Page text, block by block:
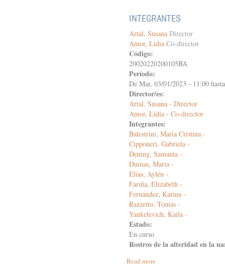
formas
alteridad
cultural
INTEGRANTES
Artal, Susana Director
Amor, Lidia Co-director
Código:
20020220200105BA
Período:
De Mar, 03/01/2023 - 11:00
Director/es:
Artal, Susana - Director
Amor, Lidia - Co-director
Integrantes:
Balestrini, María Cristina -
Cipponeri, Gabriela -
Dening, Samanta -
Dumas, María -
Elías, Aylén -
Fariña, Elizabeth -
Fernández, Karina -
Razzetto, Tomás -
Yankelevich, Kaila -
Estado:
En curso
Rostros de la alteridad en la
Read more